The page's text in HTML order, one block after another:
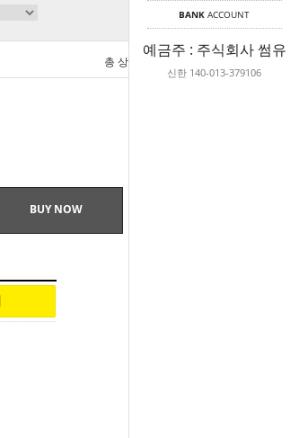
BANK ACCOUNT
예금주 : 주식회사 썸유
신한 140-013-379106
총 상품 금액
BUY NOW